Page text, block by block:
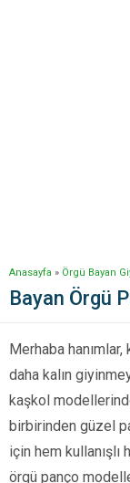
Anasayfa » Örgü Bayan
Bayan Örgü
Merhaba
daha kalın
kaşkol
birbirinden güzel
için hem
örgü panço